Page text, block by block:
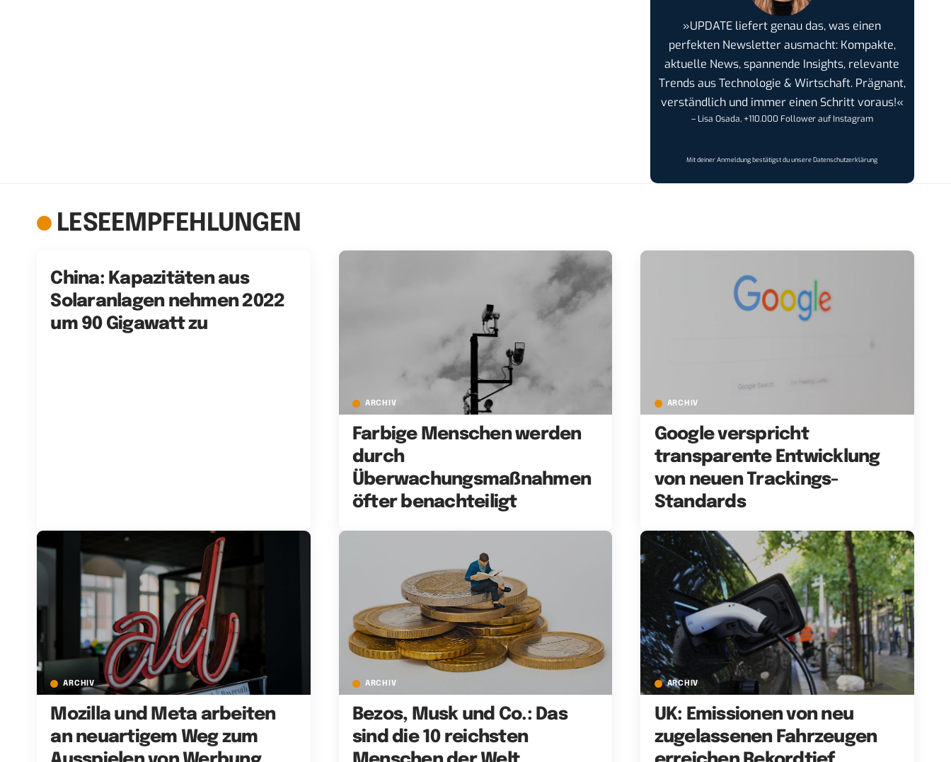
»UPDATE liefert genau das, was einen
perfekten Newsletter ausmacht: Kompakte,
aktuelle News, spannende Insights, relevante
Trends aus Technologie & Wirtschaft. Prägnant,
verständlich und immer einen Schritt voraus!«
– Lisa Osada, +110.000 Follower auf Instagram
Mit deiner Anmeldung bestätigst du unsereDatenschutzerklärung
LESEEMPFEHLUNGEN
China: Kapazitäten aus
Solaranlagen nehmen 2022
um 90 Gigawatt zu
ARCHIV
Farbige Menschen werden
durch
Überwachungsmaßnahmen
öfter benachteiligt
ARCHIV
Google verspricht
transparente Entwicklung
von neuen Trackings-
Standards
ARCHIV
Mozilla und Meta arbeiten
an neuartigem Weg zum
ARCHIV
Bezos, Musk und Co.: Das
sind die 10 reichsten
ARCHIV
UK: Emissionen von neu
zugelassenen Fahrzeugen